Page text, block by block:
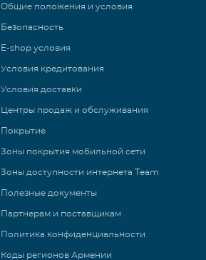
Общие положения и условия
Безопасность
E-shop условия
Условия кредитования
Условия доставки
Центры продаж и обслуживания
Покрытие
Зоны покрытия мобильной сети
Зоны доступности интернета Team
Полезные документы
Партнерам и поставщикам
Политика конфиденциальности
Коды регионов Армении